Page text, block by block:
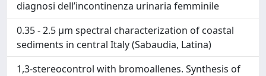
diagnosi dell’incontinenza urinaria femminile
0.35 - 2.5 μm spectral characterization of coastal
sediments in central Italy (Sabaudia, Latina)
1,3-stereocontrol with bromoallenes. Synthesis of